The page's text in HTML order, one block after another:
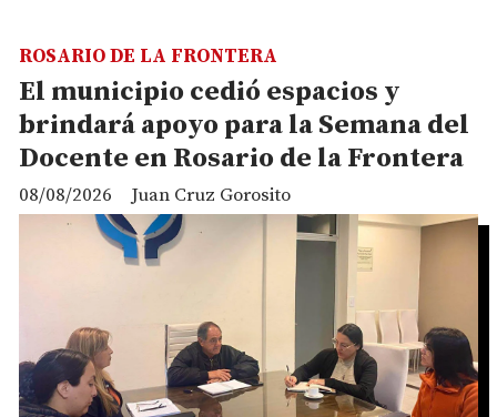
El municipio cedió espacios y
brindará apoyo para la Semana del
Docente en Rosario de la Frontera
Juan Cruz Gorosito
ROSARIO DE LA FRONTERA
08/08/2026